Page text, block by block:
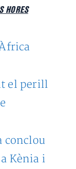
HORES
el perill
conclou
Kènia i